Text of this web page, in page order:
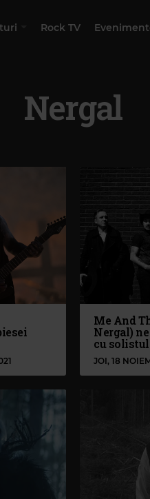
Rock TV
Nergal
Me And
Nergal)
cu
JOI, 18